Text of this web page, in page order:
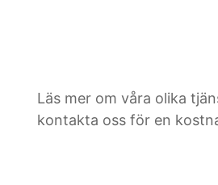
Läs mer om våra olika
kontakta oss för en